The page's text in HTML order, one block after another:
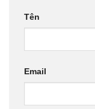
Tên
Email